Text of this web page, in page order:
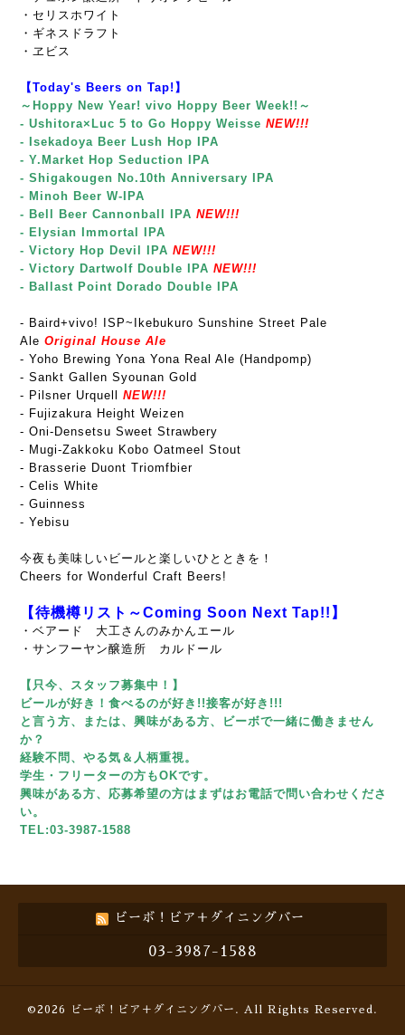
・セリスホワイト
・ギネスドラフト
・ヱビス
【Today's Beers on Tap!】
～Hoppy New Year! vivo Hoppy Beer Week!!～
- Ushitora×Luc 5 to Go Hoppy Weisse NEW!!!
- Isekadoya Beer Lush Hop IPA
- Y.Market Hop Seduction IPA
- Shigakougen No.10th Anniversary IPA
- Minoh Beer W-IPA
- Bell Beer Cannonball IPA NEW!!!
- Elysian Immortal IPA
- Victory Hop Devil IPA NEW!!!
- Victory Dartwolf Double IPA NEW!!!
- Ballast Point Dorado Double IPA
- Baird+vivo! ISP~Ikebukuro Sunshine Street Pale
Ale Original House Ale
- Yoho Brewing Yona Yona Real Ale (Handpomp)
- Sankt Gallen Syounan Gold
- Pilsner Urquell NEW!!!
- Fujizakura Height Weizen
- Oni-Densetsu Sweet Strawbery
- Mugi-Zakkoku Kobo Oatmeel Stout
- Brasserie Duont Triomfbier
- Celis White
- Guinness
- Yebisu
今夜も美味しいビールと楽しいひとときを！
Cheers for Wonderful Craft Beers!
【待機樽リスト～Coming Soon Next Tap!!】
・ベアード 大工さんのみかんエール
・サンフーヤン醸造所 カルドール
【只今、スタッフ募集中！】
ビールが好き！食べるのが好き!!接客が好き!!!
と言う方、または、興味がある方、ビーボで一緒に働きません
か？
経験不問、やる気＆人柄重視。
学生・フリーターの方もOKです。
興味がある方、応募希望の方はまずはお電話で問い合わせくださ
い。
TEL:03-3987-1588
ビーボ！ビア＋ダイニングバー
03-3987-1588
©2026 ビーボ！ビア＋ダイニングバー . All Rights Reserved.